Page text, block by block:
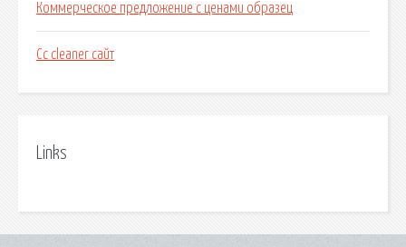
Коммерческое предложение с ценами образец
Сс cleaner сайт
Links